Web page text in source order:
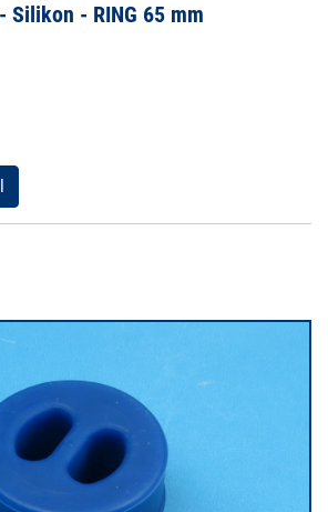
Silikon - RING 65 mm